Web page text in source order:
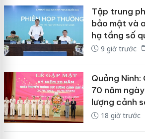
Tập trung
bảo mật và
hạ tầng số
9 giờ trước
Quảng Ninh:
70 năm
lượng cảnh
18 giờ trước